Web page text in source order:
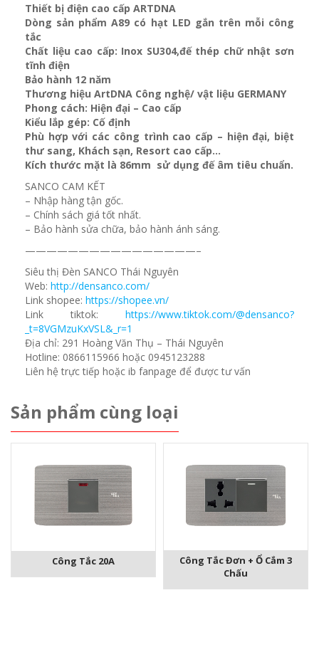
Thiết bị điện cao cấp ARTDNA
Dòng sản phẩm A89 có hạt LED gắn trên mỗi công
tắc
Chất liệu cao cấp: Inox SU304,đế thép chữ nhật sơn
tĩnh điện
Bảo hành 12 năm
Thương hiệu ArtDNA Công nghệ/ vật liệu GERMANY
Phong cách: Hiện đại – Cao cấp
Kiểu lắp gép: Cố định
Phù hợp với các công trình cao cấp – hiện đại, biệt
thư sang, Khách sạn, Resort cao cấp…
Kích thước mặt là 86mm sử dụng đế âm tiêu chuẩn.
SANCO CAM KẾT
– Nhập hàng tận gốc.
– Chính sách giá tốt nhất.
– Bảo hành sửa chữa, bảo hành ánh sáng.
————————————————–
Siêu thị Đèn SANCO Thái Nguyên
Web: http://densanco.com/
Link shopee: https://shopee.vn/
Link tiktok: https://www.tiktok.com/@densanco?
_t=8VGMzuKxVSL&_r=1
Địa chỉ: 291 Hoàng Văn Thụ – Thái Nguyên
Hotline: 0866115966 hoặc 0945123288
Liên hệ trực tiếp hoặc ib fanpage để được tư vấn
Sản phẩm cùng loại
Công Tắc 20A
Công Tắc Đơn + Ổ Cắm 3
Chấu